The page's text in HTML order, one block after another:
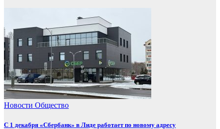
Новости Общество
С 1 декабря «Сбербанк» в Лиде работает по новому адресу